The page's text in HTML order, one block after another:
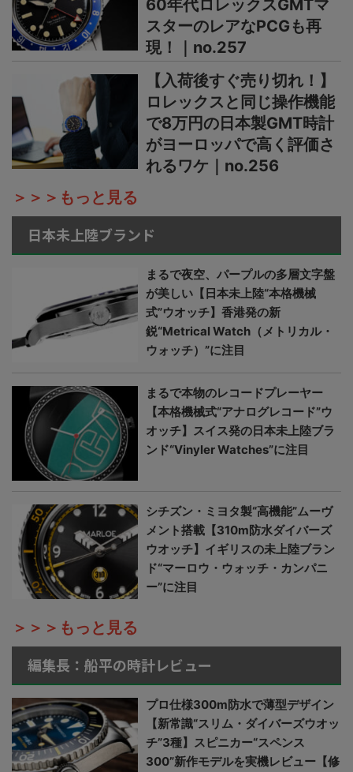
60年代ロレックスGMTマ
スターのレアなPCGも再
現！｜no.257
【入荷後すぐ売り切れ！】
ロレックスと同じ操作機能
で8万円の日本製GMT時計
がヨーロッパで高く評価さ
れるワケ｜no.256
＞＞＞もっと見る
日本未上陸ブランド
まるで夜空、パープルの多層文字盤
が美しい【日本未上陸“本格機械
式”ウオッチ】香港発の新
鋭“Metrical Watch（メトリカル・
ウォッチ）”に注目
まるで本物のレコードプレーヤー
【本格機械式“アナログレコード”ウ
オッチ】スイス発の日本未上陸ブラ
ンド“Vinyler Watches”に注目
シチズン・ミヨタ製“高機能”ムーヴ
メント搭載【310m防水ダイバーズ
ウオッチ】イギリスの未上陸ブラン
ド“マーロウ・ウォッチ・カンパニ
ー”に注目
＞＞＞もっと見る
編集長：船平の時計レビュー
プロ仕様300m防水で薄型デザイン
【新常識“スリム・ダイバーズウオッ
チ”3種】スピニカー“スペンス
300”新作モデルを実機レビュー【修